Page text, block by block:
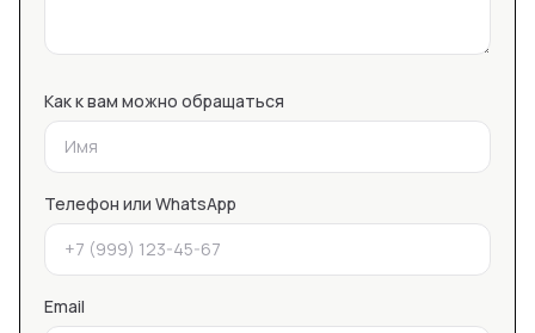
Как к вам можно обращаться
Телефон или WhatsApp
Email